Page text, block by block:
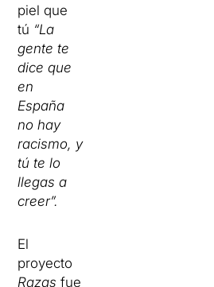
piel que
tú “La
gente te
dice que
en
España
no hay
racismo, y
tú te lo
llegas a
creer”.
El
proyecto
Razasfue